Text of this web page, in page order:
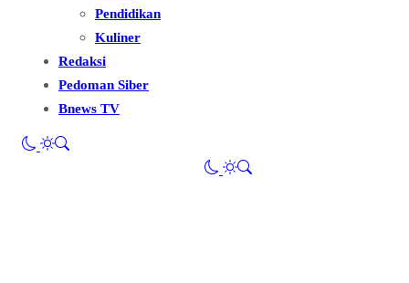
Pendidikan
Kuliner
Redaksi
Pedoman Siber
Bnews TV